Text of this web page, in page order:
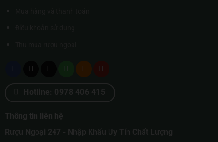
Hotline: 0978 406 415
Thông tin liên hệ
Rượu Ngoại 247 - Nhập Khẩu Uy Tín Chất Lượng